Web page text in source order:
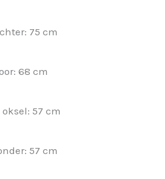
75 cm
68 cm
57 cm
57 cm